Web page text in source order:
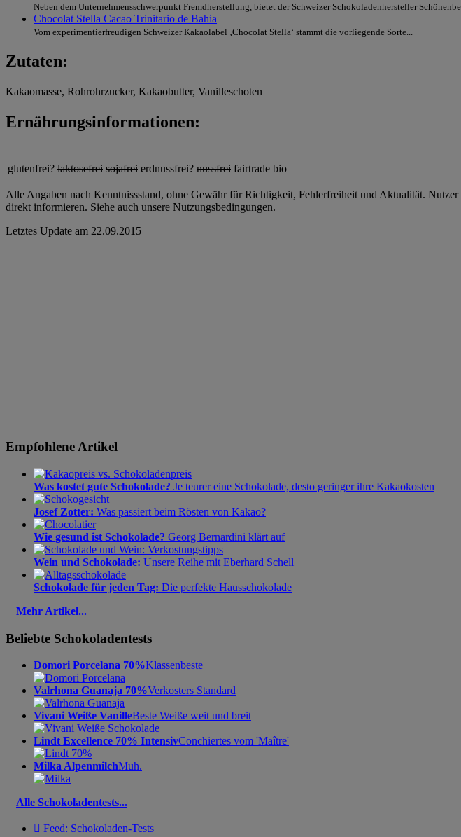
Neben dem Unternehmensschwerpunkt Fremdherstellung, bietet der Schweizer Schokoladenhersteller
Chocolat Stella Cacao Trinitario de Bahia
Vom experimentierfreudigen Schweizer Kakaolabel ‚Chocolat Stella‘ stammt die vorliegende Sorte...
Zutaten:
Kakaomasse, Rohrohrzucker, Kakaobutter, Vanilleschoten
Ernährungsinformationen:
glutenfrei? laktosefrei sojafrei erdnussfrei? nussfrei fairtrade bio
Alle Angaben nach Kenntnissstand, ohne Gewähr für Richtigkeit, Fehlerfreiheit und Aktualität.
direkt informieren. Siehe auch unsere Nutzungsbedingungen.
Letztes Update am 22.09.2015
Empfohlene Artikel
Was kostet gute Schokolade? Je teurer eine Schokolade, desto geringer ihre Kakaokosten
Josef Zotter: Was passiert beim Rösten von Kakao?
Wie gesund ist Schokolade? Georg Bernardini klärt auf
Wein und Schokolade: Unsere Reihe mit Eberhard Schell
Schokolade für jeden Tag: Die perfekte Hausschokolade
Mehr Artikel...
Beliebte Schokoladentests
Domori Porcelana 70%Klassenbeste
Valrhona Guanaja 70%Verkosters Standard
Vivani Weiße VanilleBeste Weiße weit und breit
Lindt Excellence 70% IntensivConchiertes vom 'Maître'
Milka AlpenmilchMuh.
Alle Schokoladentests...
 Feed: Schokoladen-Tests